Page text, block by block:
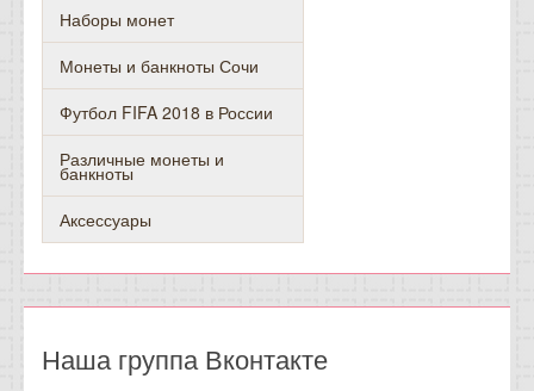
Наборы монет
Монеты и банкноты Сочи
Футбол FIFA 2018 в России
Различные монеты и
банкноты
Аксессуары
Наша группа Вконтакте